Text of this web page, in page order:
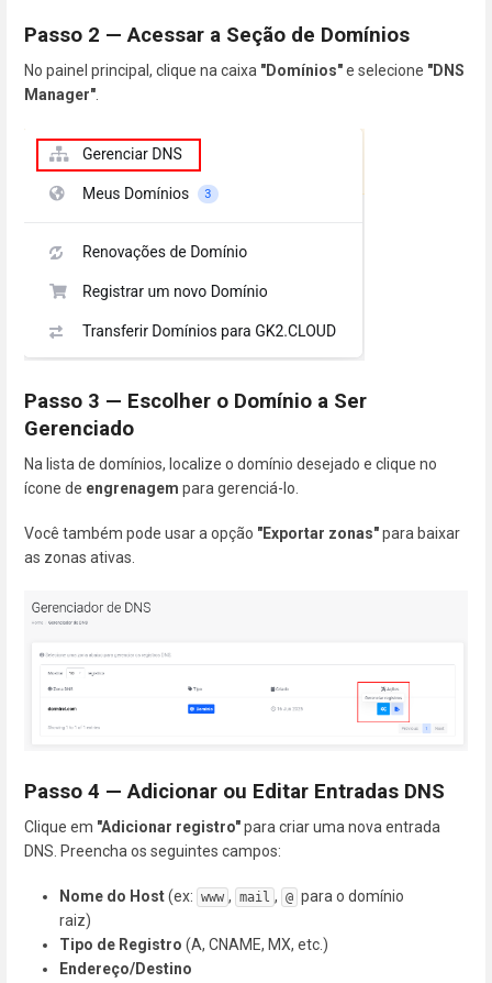
Passo 2 — Acessar a Seção de Domínios
No painel principal, clique na caixa "Domínios"e selecione "DNS
Manager".
Passo 3 — Escolher o Domínio a Ser
Gerenciado
Na lista de domínios, localize o domínio desejado e clique no
ícone de engrenagem para gerenciá-lo.
Você também pode usar a opção "Exportar zonas"para baixar
as zonas ativas.
Passo 4 — Adicionar ou Editar Entradas DNS
Clique em "Adicionar registro"para criar uma nova entrada
DNS. Preencha os seguintes campos:
Nome do Host(ex: www , mail , @ para o domínio
raiz)
Tipo de Registro (A, CNAME, MX, etc.)
Endereço/Destino